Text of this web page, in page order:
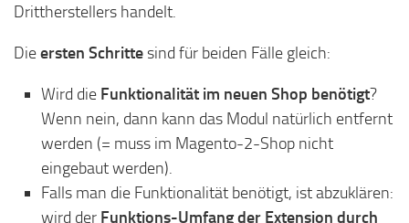
Drittherstellers handelt.
Dieersten Schrittesind für beiden Fälle gleich:
Wird die Funktionalität im neuen Shop benötigt?
Wenn nein, dann kann das Modul natürlich entfernt
werden (= muss im Magento-2-Shop nicht
eingebaut werden).
Falls man die Funktionalität benötigt, ist abzuklären:
wird der Funktions-Umfang der Extension durch